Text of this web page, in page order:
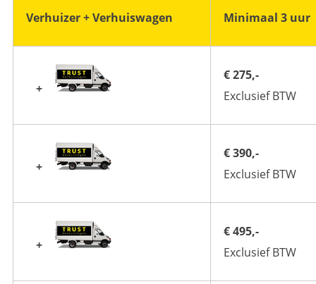
Verhuizer + Verhuiswagen
+
+
+
Minimaal 3 uur
€ 275,-
Exclusief BTW
€ 390,-
Exclusief BTW
€ 495,-
Exclusief BTW